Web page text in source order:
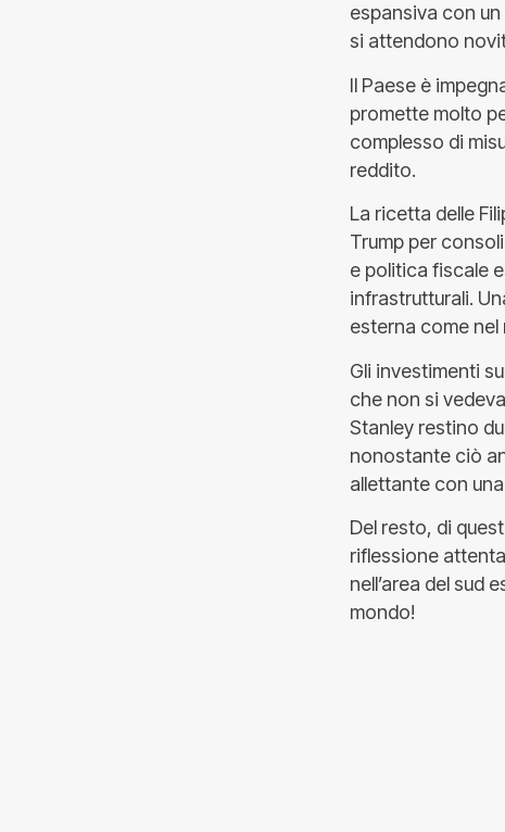
espansiva con
si attendono
Il Paese è
promette molto
complesso di
reddito.
La ricetta delle
Trump per
e politica fiscale
infrastrutturali.
esterna come nel
Gli investimenti
che non si
Stanley restino
nonostante ciò
allettante con
Del resto, di
riflessione
nell’area del sud
mondo!